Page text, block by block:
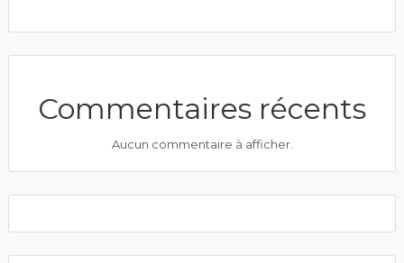
Commentaires récents
Aucun commentaire à afficher.